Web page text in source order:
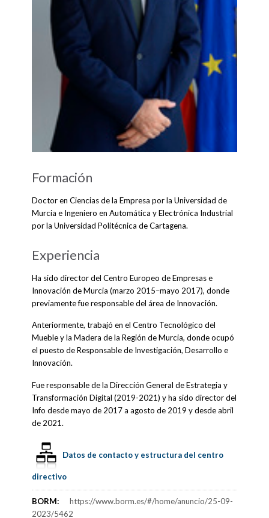
Formación
Doctor en Ciencias de la Empresa por la Universidad de
Murcia e Ingeniero en Automática y Electrónica Industrial
por la Universidad Politécnica de Cartagena.
Experiencia
Ha sido director del Centro Europeo de Empresas e
Innovación de Murcia (marzo 2015–mayo 2017), donde
previamente fue responsable del área de Innovación.
Anteriormente, trabajó en el Centro Tecnológico del
Mueble y la Madera de la Región de Murcia, donde ocupó
el puesto de Responsable de Investigación, Desarrollo e
Innovación.
Fue responsable de la Dirección General de Estrategia y
Transformación Digital (2019-2021) y ha sido director del
Info desde mayo de 2017 a agosto de 2019 y desde abril
de 2021.
Datos de contacto y estructura del centro
directivo
BORM:
https://www.borm.es/#/home/anuncio/25-09-
2023/5462